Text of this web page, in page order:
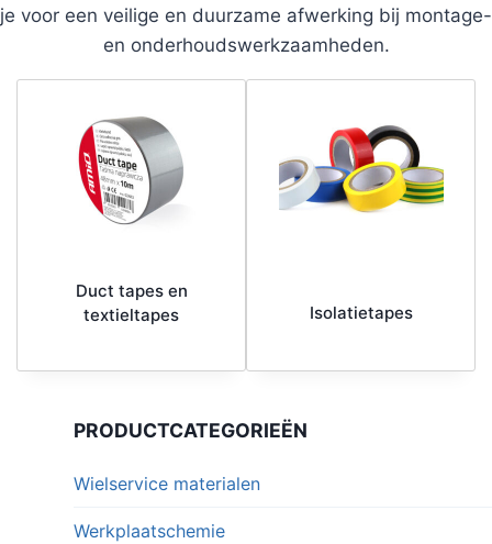
je voor een veilige en duurzame afwerking bij montage-
en onderhoudswerkzaamheden.
Duct tapes en
textieltapes
Isolatietapes
PRODUCTCATEGORIEËN
Wielservice materialen
Werkplaatschemie